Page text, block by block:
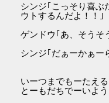
シンジ｢こっそり喜ぶ
ウトするんだよ！！｣
ゲンドウ｢あ、そう
シンジ｢だぁーかぁー
いーつまでもーたえ
とーもだちでーいよ